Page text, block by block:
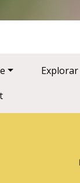
Explorar